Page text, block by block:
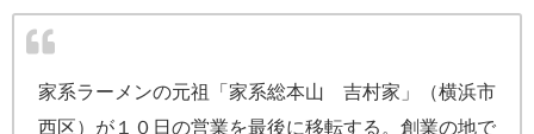
家系ラーメンの元祖「家系総本山 吉村家」（横浜市
西区）が１０日の営業を最後に移転する。創業の地で